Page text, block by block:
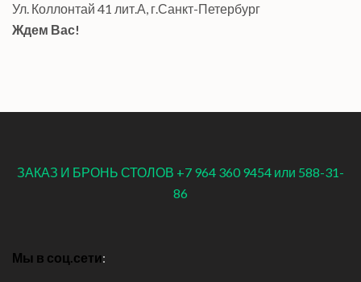
Ул. Коллонтай 41 лит.А, г.Санкт-Петербург
Ждем Вас!
ЗАКАЗ И БРОНЬ СТОЛОВ +7 964 360 9454 или 588-31-
86
Мы в соц.сети: